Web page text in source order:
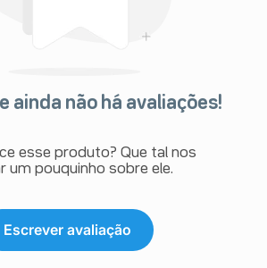
ainda não há avaliações!
esse produto? Que tal nos
um pouquinho sobre ele.
Escrever avaliação